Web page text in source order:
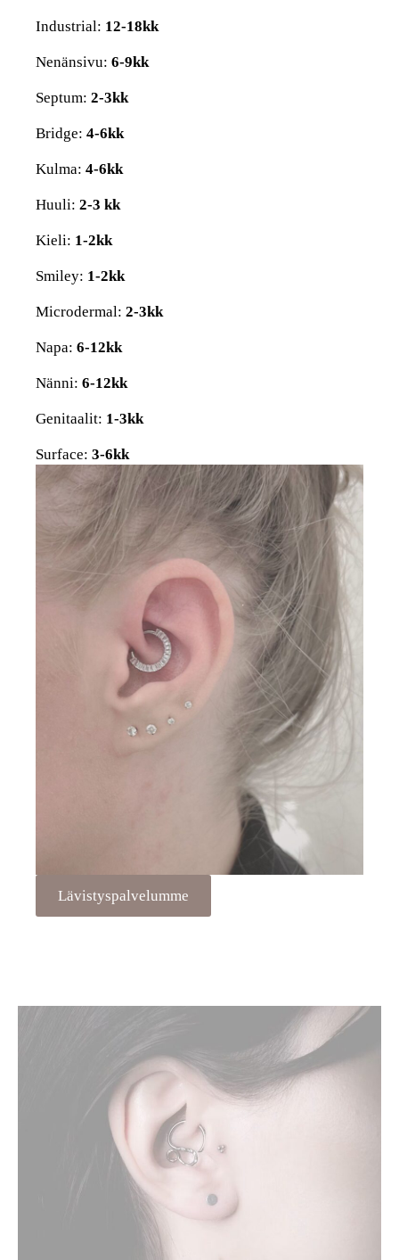
Industrial: 12-18kk
Nenänsivu: 6-9kk
Septum: 2-3kk
Bridge: 4-6kk
Kulma: 4-6kk
Huuli: 2-3 kk
Kieli: 1-2kk
Smiley: 1-2kk
Microdermal: 2-3kk
Napa: 6-12kk
Nänni: 6-12kk
Genitaalit: 1-3kk
Surface: 3-6kk
Lävistyspalvelumme